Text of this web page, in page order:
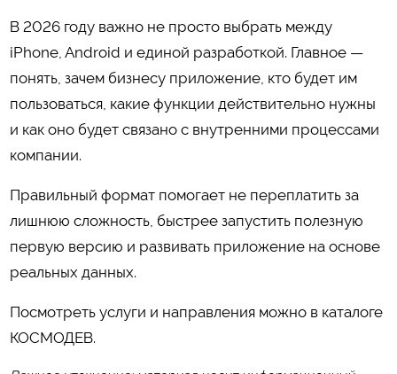
В 2026 году важно не просто выбрать между
iPhone, Android и единой разработкой. Главное —
понять, зачем бизнесу приложение, кто будет им
пользоваться, какие функции действительно нужны
и как оно будет связано с внутренними процессами
компании.
Правильный формат помогает не переплатить за
лишнюю сложность, быстрее запустить полезную
первую версию и развивать приложение на основе
реальных данных.
Посмотреть услуги и направления можно в каталоге
КОСМОДЕВ.